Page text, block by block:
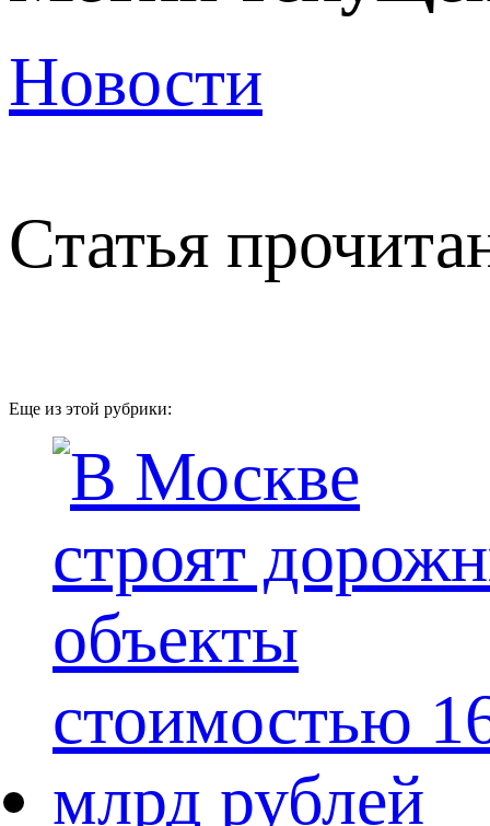
Новости
Статья
Еще из этой рубрики: